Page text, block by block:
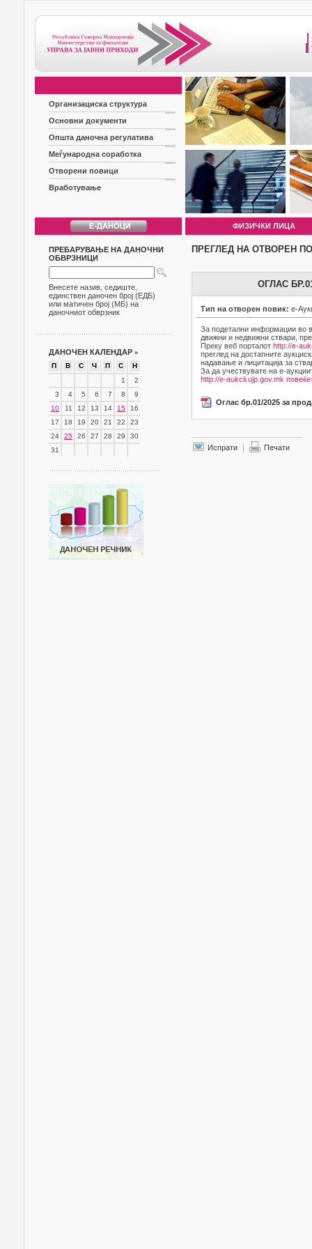
Организациска структура
Основни документи
Општа даночна регулатива
Меѓународна соработка
Отворени повици
Вработување
ФИЗИЧКИ ЛИЦА
ПРЕБАРУВАЊЕ НА ДАНОЧНИ
ОБВРЗНИЦИ
Внесете назив, седиште,
единствен даночен број (ЕДБ)
или матичен број (МБ) на
даночниот обврзник
ДАНОЧЕН КАЛЕНДАР »
П В С Ч П С
Н
1
2
3
4 5 6 7 8
9
10
11 12 13 14 15
16
17
18 19 20 21 22
23
24
25 26 27 28 29
30
31
ПРЕГЛЕД НА ОТВОРЕН
ОГЛАС
Тип на отворен повик: е-
За подетални информации во
движни и недвижни ствари,
Преку веб порталот http://e-
преглед на достапните
надавање и лицитација за
За да учествувате на е-
http://e-aukcii.ujp.gov.mk
Оглас бр.01/2025 за
Испрати | Печати